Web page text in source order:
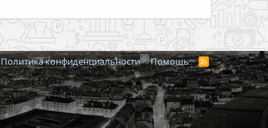
Политика конфиденциальности Помощь
R
S
S